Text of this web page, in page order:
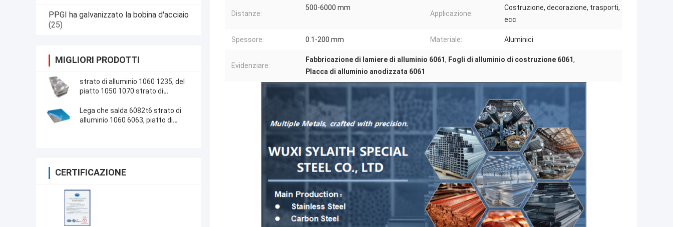
PPGI ha galvanizzato la bobina d'acciaio
(25)
MIGLIORI PRODOTTI
strato di alluminio 1060 1235, del
piatto 1050 1070 strato di
Lega che salda 6082t6 strato di
alluminio 1060 6063, piatto di
CERTIFICAZIONE
Distanze:
500-6000 mm
Applicazione:
Costruzione, decorazione, trasporti,
ecc.
Spessore: 0.1-200 mm Materiale: Aluminici
Evidenziare:
Fabbricazione di lamiere di alluminio 6061, Fogli di alluminio di costruzione 6061,
Placca di alluminio anodizzata 6061